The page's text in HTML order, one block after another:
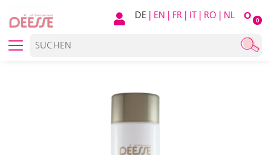
O 0
DE | EN | FR | IT | RO | NL